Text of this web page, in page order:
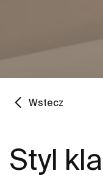
Wstecz
Styl